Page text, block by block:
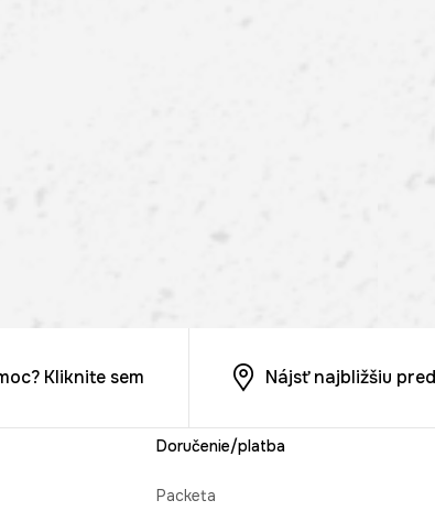
Kliknite sem Nájsť najbližšiu
Doručenie/platba
Packeta